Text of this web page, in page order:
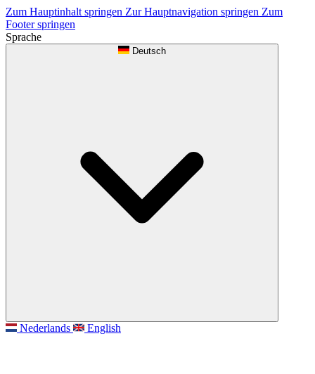
Zum Hauptinhalt springen Zur Hauptnavigation springen Zum
Footer springen
Sprache
Deutsch
Nederlands English